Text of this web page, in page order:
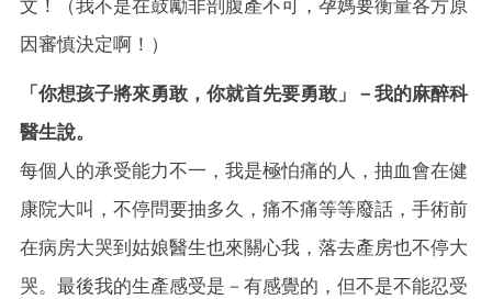
文！（我不是在鼓勵非剖腹產不可，孕媽要衡量各方原
因審慎決定啊！）
「你想孩子將來勇敢，你就首先要勇敢」－我的麻醉科
醫生說。
每個人的承受能力不一，我是極怕痛的人，抽血會在健
康院大叫，不停問要抽多久，痛不痛等等廢話，手術前
在病房大哭到姑娘醫生也來關心我，落去產房也不停大
哭。最後我的生產感受是－有感覺的，但不是不能忍受